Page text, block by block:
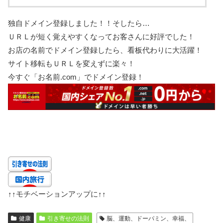
独自ドメイン登録しました！！そしたら…
ＵＲＬが短く覚えやすくなってお客さんに好評でした！
お店の名前でドメイン登録したら、看板代わりに大活躍！
サイト移転もＵＲＬを変えずに楽々！
今すぐ「お名前.com」でドメイン登録！
↑↑モチベーションアップに ↑↑
健康 引き寄せの法則 脳、運動、ドーパミン、幸福、